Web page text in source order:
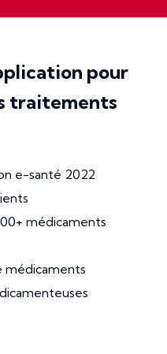
pour
traitements
e-santé 2022
médicaments
médicaments